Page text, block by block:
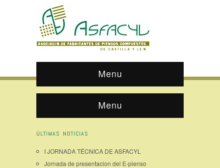
Menu
Menu
ÚLTIMAS NOTICIAS
I JORNADA TÉCNICA DE ASFACYL
Jornada de presentacion del E-pienso